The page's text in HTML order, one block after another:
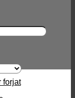
forjat